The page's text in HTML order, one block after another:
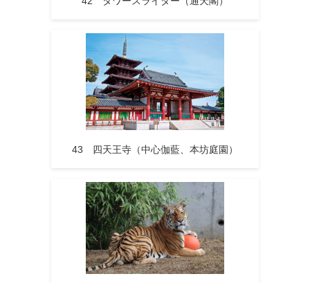
43 四天王寺（中心伽藍、本坊庭園）